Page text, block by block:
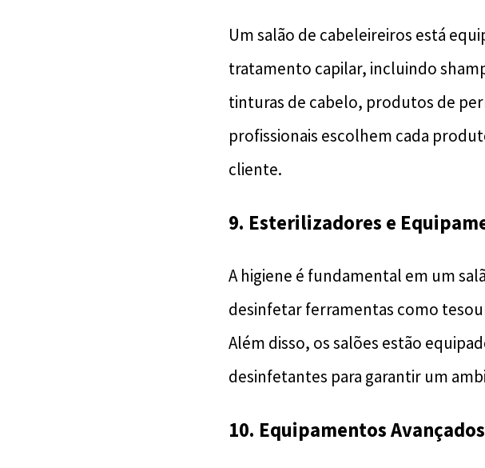
Um salão de cabeleireiros está
tratamento capilar, incluindo
tinturas de cabelo, produtos de
profissionais escolhem cada
cliente.
9. Esterilizadores e
A higiene é fundamental em um
desinfetar ferramentas como
Além disso, os salões estão
desinfetantes para garantir um
10. Equipamentos